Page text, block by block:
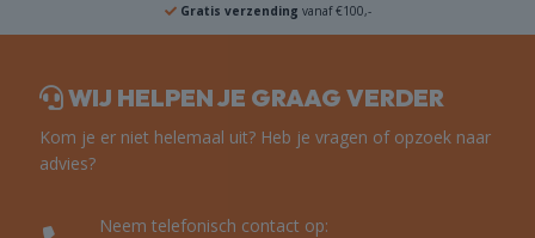
Gratis verzending vanaf €100,-
WIJ HELPEN JE GRAAG VERDER
Kom je er niet helemaal uit? Heb je vragen of opzoek naar
advies?
Neem telefonisch contact op: